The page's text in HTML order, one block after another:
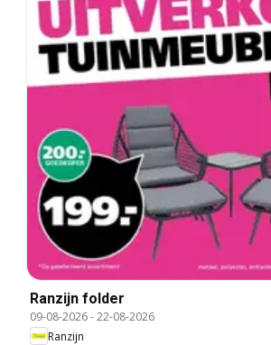
Ranzijn folder
09-08-2026-22-08-2026
Ranzijn